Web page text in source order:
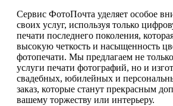
Сервис ФотоПочта уделяет особое
своих услуг, используя только
печати последнего поколения,
высокую четкость и насыщенность
фотопечати. Мы предлагаем не
услуги печати фотографий, но и
свадебных, юбилейных и
заказ, которые станут прекрасным
вашему торжеству или интерьеру.